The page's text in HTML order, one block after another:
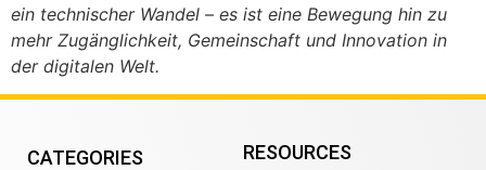
ein technischer Wandel – es ist eine Bewegung hin zu
mehr Zugänglichkeit, Gemeinschaft und Innovation in
der digitalen Welt.
CATEGORIES RESOURCES